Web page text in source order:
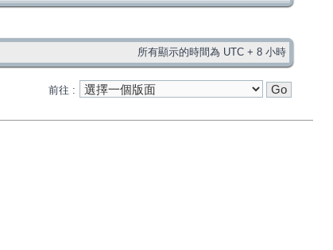
所有顯示的時間為 UTC + 8 小時
前往 :